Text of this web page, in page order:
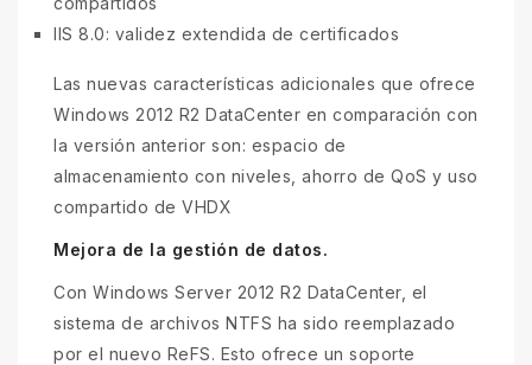
IIS 8.0: validez extendida de certificados
Las nuevas características adicionales que ofrece
Windows 2012 R2 DataCenter en comparación con
la versión anterior son: espacio de
almacenamiento con niveles, ahorro de QoS y uso
compartido de VHDX
Mejora de la gestión de datos.
Con Windows Server 2012 R2 DataCenter, el
sistema de archivos NTFS ha sido reemplazado
por el nuevo ReFS. Esto ofrece un soporte